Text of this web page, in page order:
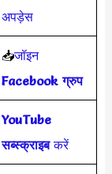
अपड़ेस
📥जॉइन
Facebook ग्रुप
YouTube
सब्स्क्राइबकरें